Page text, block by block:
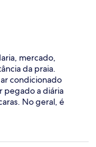
mercado,
da praia.
condicionado
pegado a diária
No geral, é